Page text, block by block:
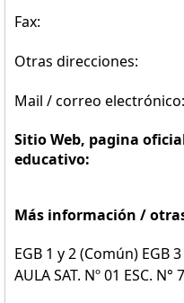
Fax:
Otras direcciones:
Mail / correo electrónico:
Sitio Web, pagina
educativo:
Más información /
EGB 1 y 2 (Común) EGB
AULA SAT. Nº 01 ESC. N°